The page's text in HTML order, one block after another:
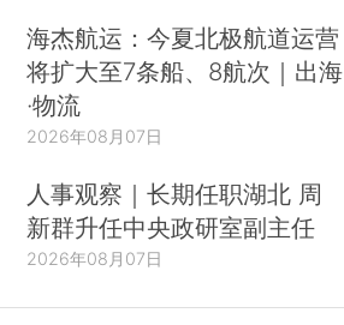
海杰航运：今夏北极航道运营
将扩大至7条船、8航次｜出海
·物流
2026年08月07日
人事观察｜长期任职湖北 周
新群升任中央政研室副主任
2026年08月07日